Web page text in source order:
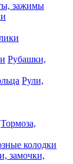
зажимы
Рубашки,
Рули,
Тормоза,
колодки
замочки,